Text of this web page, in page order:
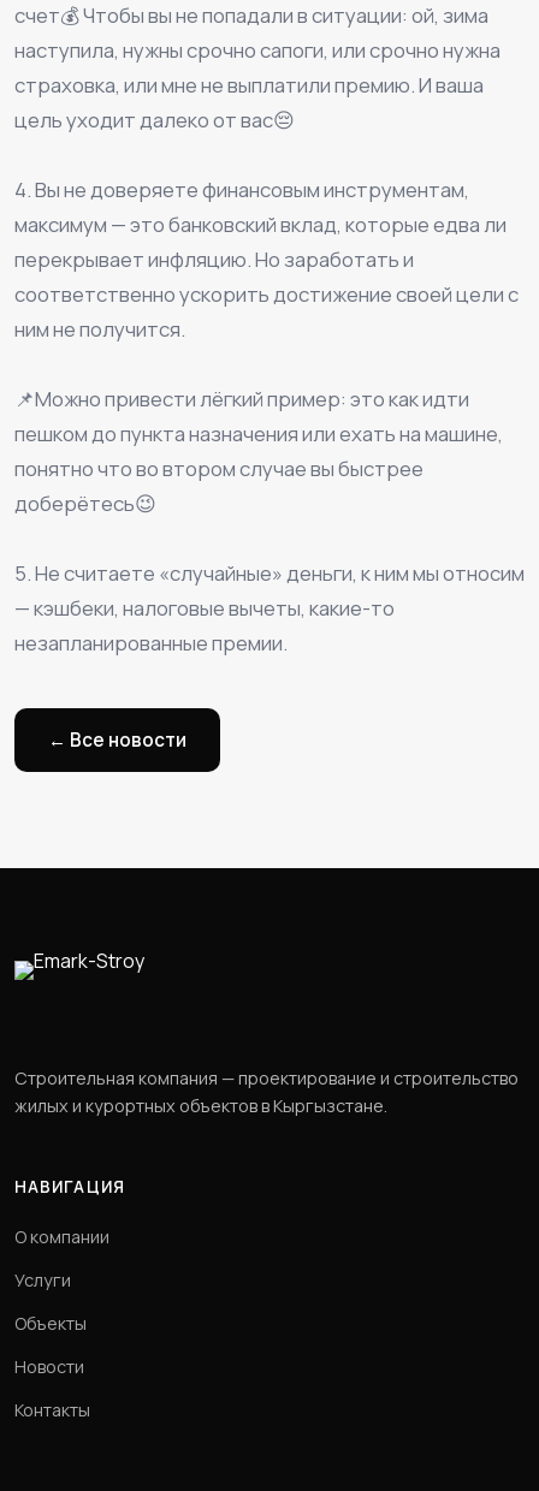
счет💰 Чтобы вы не попадали в ситуации: ой, зима
наступила, нужны срочно сапоги, или срочно нужна
страховка, или мне не выплатили премию. И ваша
цель уходит далеко от вас😔
4. Вы не доверяете финансовым инструментам,
максимум — это банковский вклад, которые едва ли
перекрывает инфляцию. Но заработать и
соответственно ускорить достижение своей цели с
ним не получится.
📌Можно привести лёгкий пример: это как идти
пешком до пункта назначения или ехать на машине,
понятно что во втором случае вы быстрее
доберётесь😉
5. Не считаете «случайные» деньги, к ним мы относим
— кэшбеки, налоговые вычеты, какие-то
незапланированные премии.
← Все новости
Строительная компания — проектирование и строительство
жилых и курортных объектов в Кыргызстане.
НАВИГАЦИЯ
О компании
Услуги
Объекты
Новости
Контакты